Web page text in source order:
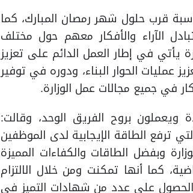
قرب حلول شهر رمصان المبارك، كما
الآراء والأفكار معهم حول مختلف
يأتي في إطار العمل الدائم على تعزيز
عمليات الحوار البناء، ودوره في توفير
في جميع مجالات عمل الوزارة.
ويعملون بروح الفريق الوحد، وقالت:
ترفع الطاقة الإيجابية لدى الموظفين
وبفضل الطاقات والكفاءات المميزة
كما أنها تمكنت ومن خلال الالتزام
الحصول على عدد من شهادات التميز في